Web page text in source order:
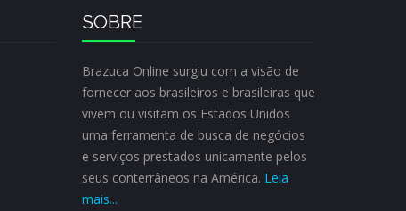
SOBRE
Brazuca Online surgiu com a visão de
fornecer aos brasileiros e brasileiras que
vivem ou visitam os Estados Unidos
uma ferramenta de busca de negócios
e serviços prestados unicamente pelos
seus conterrâneos na América. Leia
mais...